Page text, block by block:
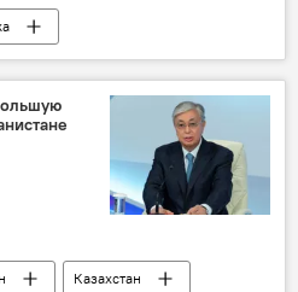
Жапаров
Казахстан